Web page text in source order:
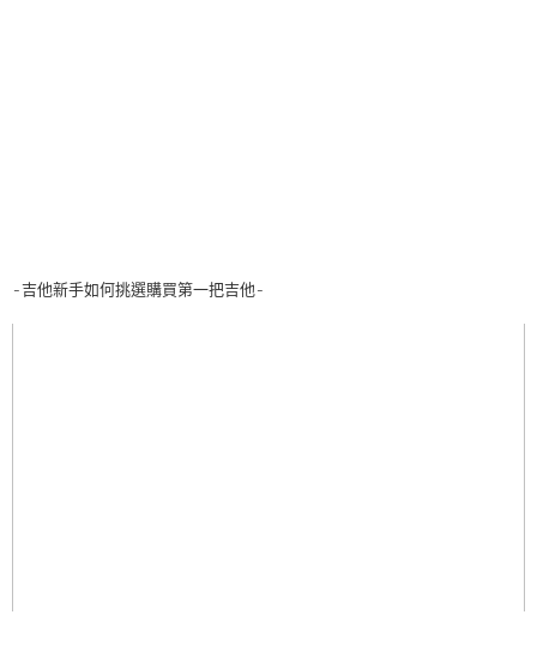
-吉他新手如何挑選購買第一把吉他-